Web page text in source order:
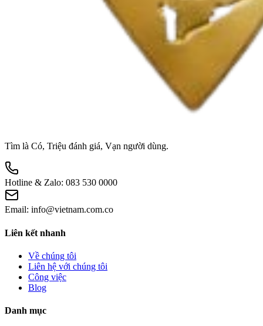
Tìm là Có, Triệu đánh giá, Vạn người dùng.
Hotline & Zalo: 083 530 0000
Email: info@vietnam.com.co
Liên kết nhanh
Về chúng tôi
Liên hệ với chúng tôi
Công việc
Blog
Danh mục